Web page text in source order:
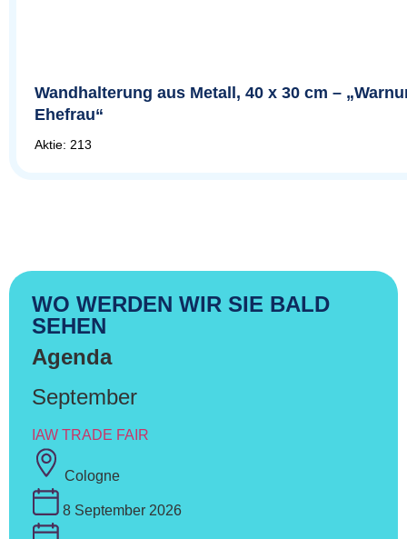
Wandhalterung aus Metall, 40 x 30 cm –
Ehefrau“
Aktie: 213
WO WERDEN WIR SIE BALD
SEHEN
Agenda
September
IAW TRADE FAIR
Cologne
8 September 2026